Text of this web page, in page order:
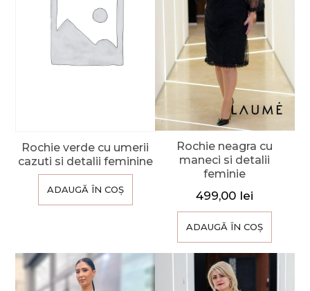
Rochie verde cu umerii
cazuti si detalii feminine
ADAUGĂ ÎN COȘ
Rochie neagra cu
maneci si detalii
feminie
499,00 lei
ADAUGĂ ÎN COȘ